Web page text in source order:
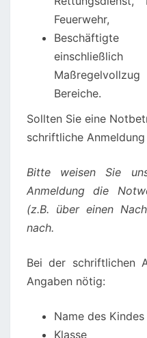
Feuerwehr,
Beschäftigte
Bereiche.
Sollten Sie eine
schriftliche
Bitte weisen Sie
Anmeldung die
(z.B. über einen
nach.
Bei der schriftlichen
Angaben nötig:
Name des Kindes
Klasse